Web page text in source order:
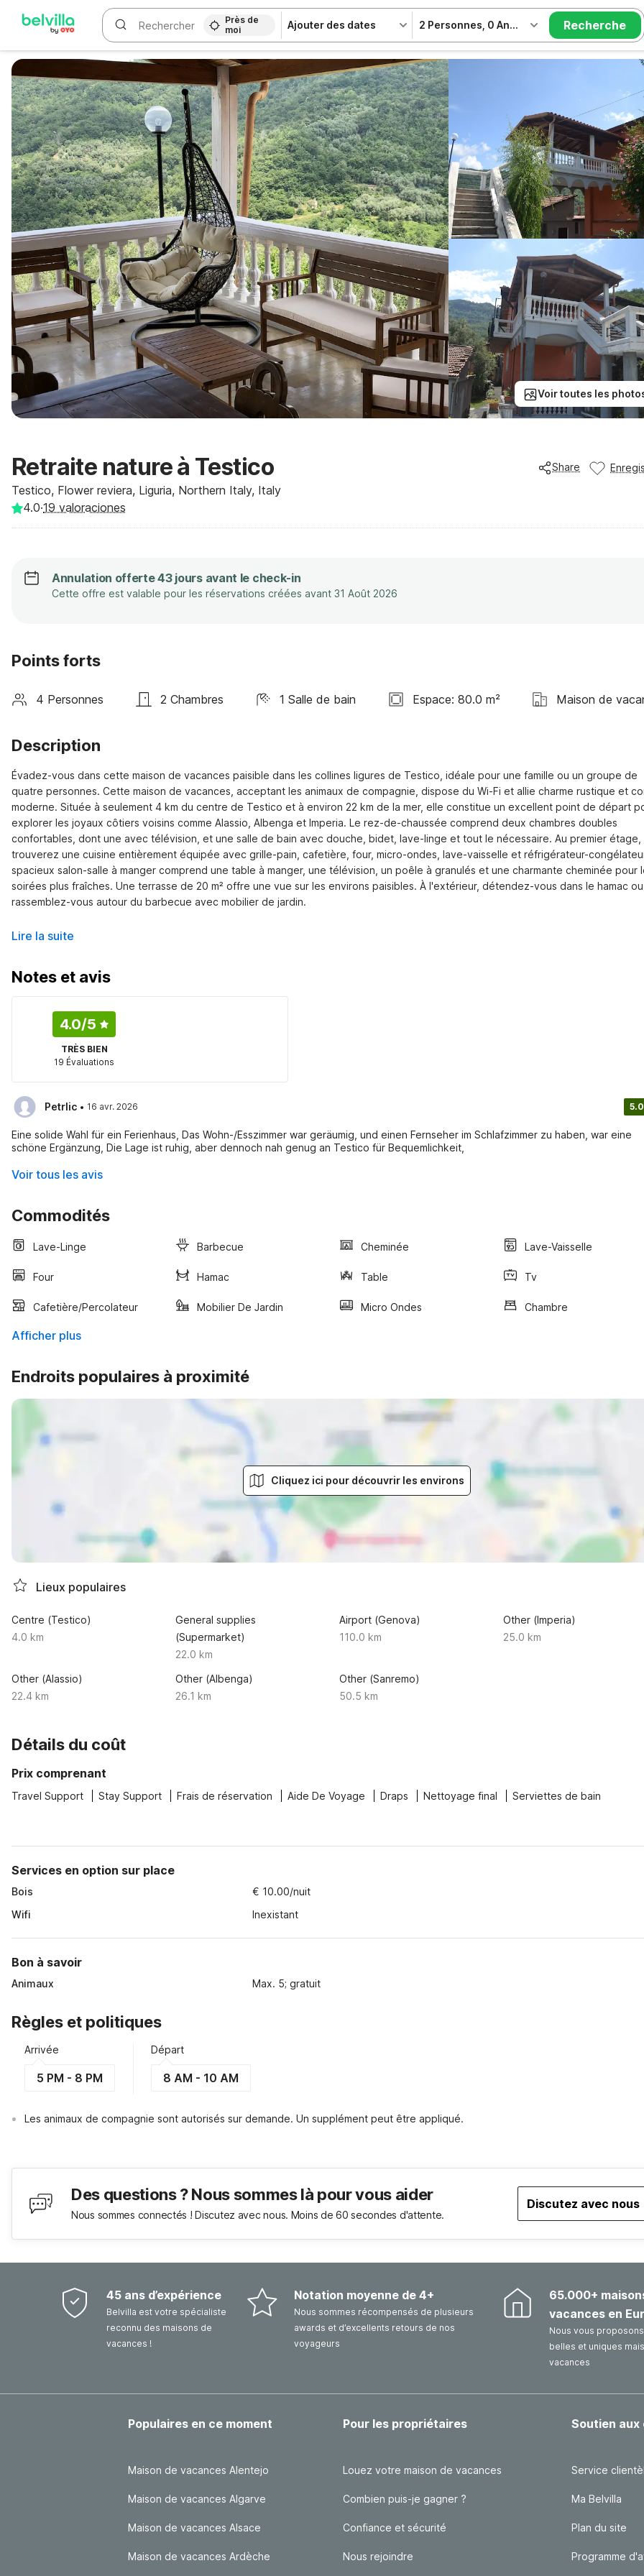
Près de
moi
Ajouter des dates 2 Personnes 0 Animal Recherche
Voir toutes les
Retraite nature à Testico
Testico, Flower reviera, Liguria, Northern Italy, Italy
Share
4.0·19 valoraciones
Annulation offerte 43 jours avant le check-in
Cette offre est valable pour les réservations créées avant 31 Août 2026
Points forts
4 Personnes 2 Chambres 1 Salle de bain Espace: 80.0 m² Maison de
Description
Évadez-vous dans cette maison de vacances paisible dans les collines ligures de Testico, idéale pour une famille ou un groupe de
quatre personnes. Cette maison de vacances, acceptant les animaux de compagnie, dispose du Wi-Fi et allie charme rustique et
moderne. Située à seulement 4 km du centre de Testico et à environ 22 km de la mer, elle constitue un excellent point de départ
explorer les joyaux côtiers voisins comme Alassio, Albenga et Imperia. Le rez-de-chaussée comprend deux chambres doubles
confortables, dont une avec télévision, et une salle de bain avec douche, bidet, lave-linge et tout le nécessaire. Au premier étage,
trouverez une cuisine entièrement équipée avec grille-pain, cafetière, four, micro-ondes, lave-vaisselle et réfrigérateur-
spacieux salon-salle à manger comprend une table à manger, une télévision, un poêle à granulés et une charmante cheminée pour
soirées plus fraîches. Une terrasse de 20 m² offre une vue sur les environs paisibles. À l'extérieur, détendez-vous dans le hamac ou
rassemblez-vous autour du barbecue avec mobilier de jardin.
Lire la suite
Notes et avis
4.0/5
TRÈS BIEN
19 Évaluations
Petrlic · 16 avr. 2026 5.0
Eine solide Wahl für ein Ferienhaus, Das Wohn-/Esszimmer war geräumig, und einen Fernseher im Schlafzimmer zu haben, war eine
schöne Ergänzung, Die Lage ist ruhig, aber dennoch nah genug an Testico für Bequemlichkeit,
Voir tous les avis
Commodités
Lave-Linge Barbecue Cheminée Lave-Vaisselle
Four Hamac Table Tv
Cafetière/percolateur Mobilier De Jardin Micro Ondes Chambre
Afficher plus
Endroits populaires à proximité
Cliquez ici pour découvrir les environs
Lieux populaires
Centre (Testico)
4.0 km
General supplies
(Supermarket)
22.0 km
Airport (Genova)
110.0 km
Other (Imperia)
25.0 km
Other (Alassio)
22.4 km
Other (Albenga)
26.1 km
Other (Sanremo)
50.5 km
Détails du coût
Prix comprenant
Travel Support Stay Support Frais de réservation Aide De Voyage Draps Nettoyage final Serviettes de bain
Services en option sur place
Bois
€ 10.00/nuit
Wifi
Inexistant
Bon à savoir
Animaux Max. 5; gratuit
Règles et politiques
Arrivée
5 PM - 8 PM
Départ
8 AM - 10 AM
Les animaux de compagnie sont autorisés sur demande. Un supplément peut être appliqué.
Des questions ? Nous sommes là pour vous aider
Nous sommes connectés ! Discutez avec nous. Moins de 60 secondes d'attente.
Discutez avec nous
45 ans d’expérience
Belvilla est votre spécialiste
reconnu des maisons de
vacances !
Notation moyenne de 4+
Nous sommes récompensés de plusieurs
awards et d’excellents retours de nos
voyageurs
65.000+
vacances en
Nous vous
belles et uniques
vacances
Populaires en ce moment
Maison de vacances Alentejo
Maison de vacances Algarve
Maison de vacances Alsace
Maison de vacances Ardèche
Pour les propriétaires
Louez votre maison de vacances
Combien puis-je gagner ?
Confiance et sécurité
Nous rejoindre
Soutien
Service
Ma Belvilla
Plan du site
Programme